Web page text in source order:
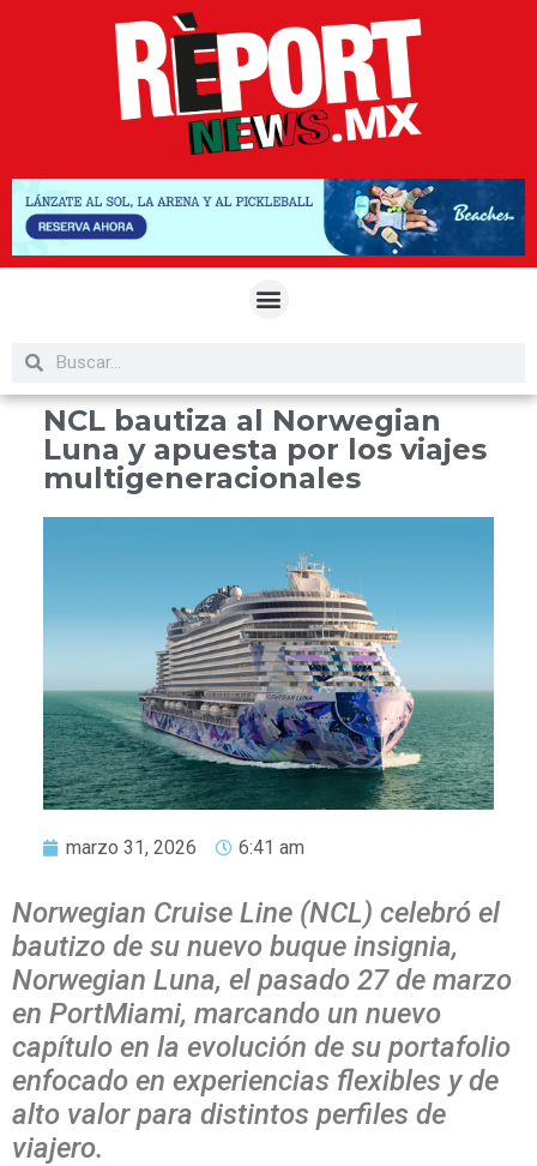
NCL bautiza al Norwegian
Luna y apuesta por los viajes
multigeneracionales
marzo 31, 2026 6:41 am
Norwegian Cruise Line (NCL) celebró el
bautizo de su nuevo buque insignia,
Norwegian Luna, el pasado 27 de marzo
en PortMiami, marcando un nuevo
capítulo en la evolución de su portafolio
enfocado en experiencias flexibles y de
alto valor para distintos perfiles de
viajero.